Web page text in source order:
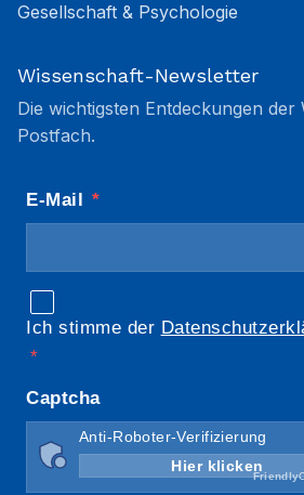
Gesellschaft & Psychologie
Wissenschaft-Newsletter
Die wichtigsten Entdeckungen
Postfach.